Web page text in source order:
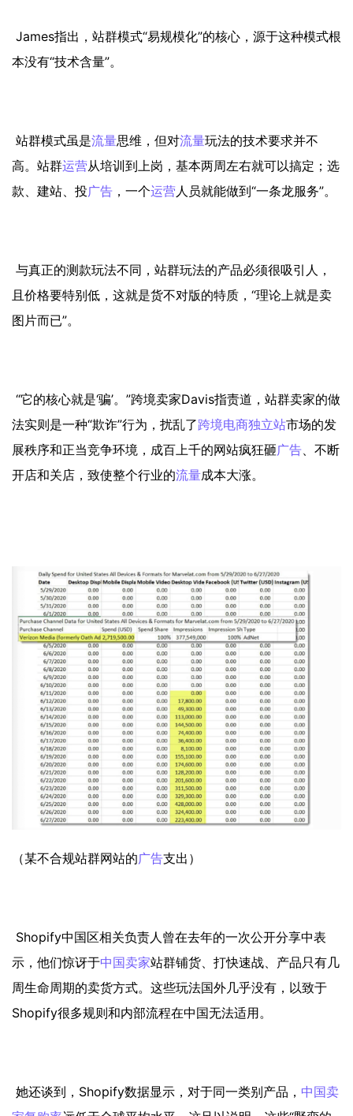
James指出，站群模式“易规模化”的核心，源于这种模式根
本没有“技术含量”。
站群模式虽是流量思维，但对流量玩法的技术要求并不
高。站群运营从培训到上岗，基本两周左右就可以搞定；选
款、建站、投广告 ，一个运营人员就能做到“一条龙服务”。
与真正的测款玩法不同，站群玩法的产品必须很吸引人，
且价格要特别低，这就是货不对版的特质，“理论上就是卖
图片而已”。
“它的核心就是‘骗’。”跨境卖家Davis指责道，站群卖家的做
法实则是一种“欺诈”行为，扰乱了跨境电商独立站市场的发
展秩序和正当竞争环境，成百上千的网站疯狂砸广告、不断
开店和关店，致使整个行业的流量成本大涨。
（某不合规站群网站的广告支出）
Shopify中国区相关负责人曾在去年的一次公开分享中表
示，他们惊讶于中国卖家站群铺货、打快速战、产品只有几
周生命周期的卖货方式。这些玩法国外几乎没有，以致于
Shopify很多规则和内部流程在中国无法适用。
她还谈到，Shopify数据显示，对于同一类别产品， 中国卖